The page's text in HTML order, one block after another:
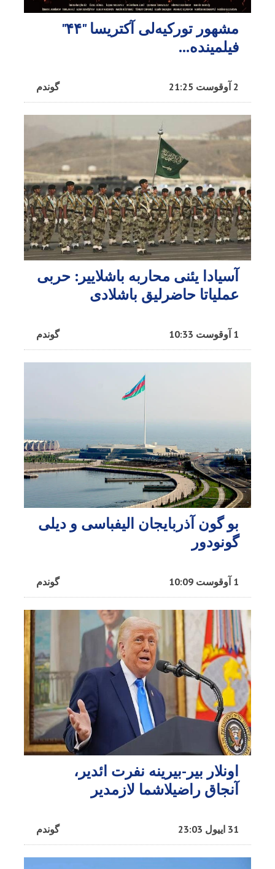
مشهور تورکیه‌لی آکتریسا "۴۴"
فیلمینده...
گوندم 2 آوقوست 21:25
آسیادا یئنی محاربه باشلاییر: حربی
عملیاتا حاضرلیق باشلادی
گوندم 1 آوقوست 10:33
بو گون آذربایجان الیفباسی و دیلی
گونودور
گوندم 1 آوقوست 10:09
اونلار بیر-بیرینه نفرت ائدیر،
آنجاق راضیلاشما لازمدیر
گوندم 31 اییول 23:03